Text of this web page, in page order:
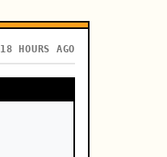
18 HOURS AGO